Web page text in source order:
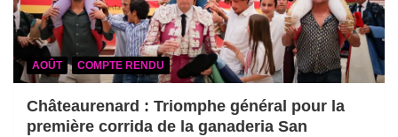
AOÛT COMPTE RENDU
Châteaurenard : Triomphe général pour la
première corrida de la ganaderia San